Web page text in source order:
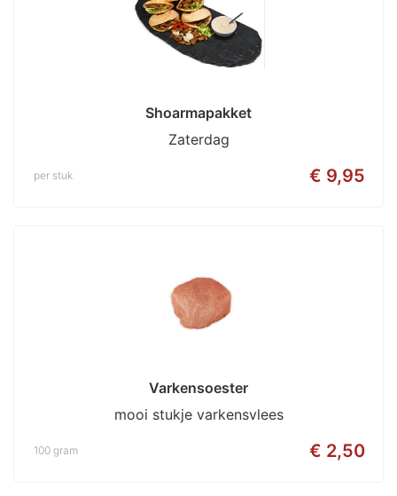
Shoarmapakket
Zaterdag
€ 9,95
per stuk
Varkensoester
mooi stukje varkensvlees
€ 2,50
100 gram